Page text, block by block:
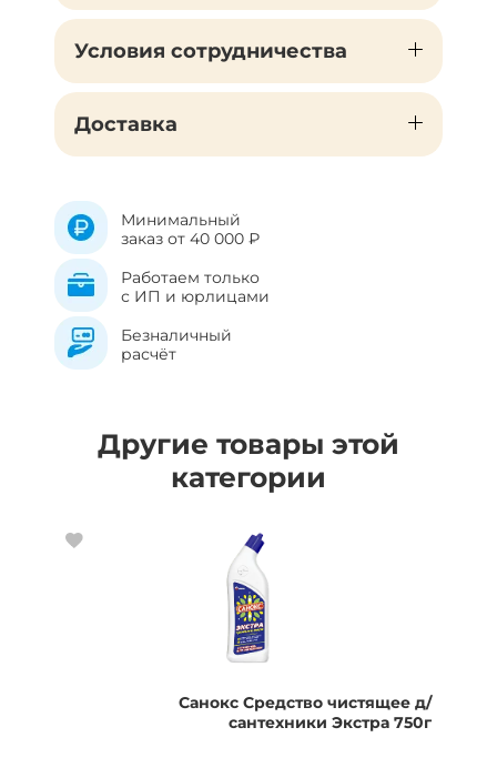
Условия сотрудничества
Доставка
Минимальный
заказ от 40 000 ₽
Работаем только
с ИП и юрлицами
Безналичный
расчёт
Другие товары этой
категории
Санокс Средство чистящее д/
сантехники Экстра 750г